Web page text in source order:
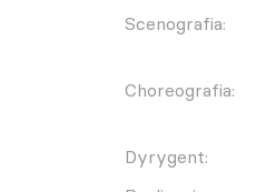
Scenografia:
Choreografia:
Dyrygent: